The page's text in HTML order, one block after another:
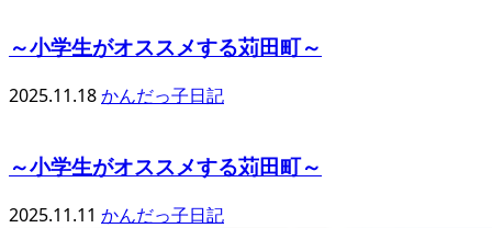
～小学生がオススメする苅田町～
2025.11.18かんだっ子日記
～小学生がオススメする苅田町～
2025.11.11 かんだっ子日記